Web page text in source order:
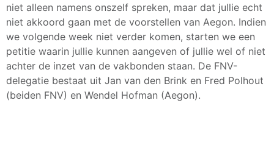
niet alleen namens onszelf spreken, maar dat jullie echt
niet akkoord gaan met de voorstellen van Aegon. Indien
we volgende week niet verder komen, starten we een
petitie waarin jullie kunnen aangeven of jullie wel of niet
achter de inzet van de vakbonden staan. De FNV-
delegatie bestaat uit Jan van den Brink en Fred Polhout
(beiden FNV) en Wendel Hofman (Aegon).